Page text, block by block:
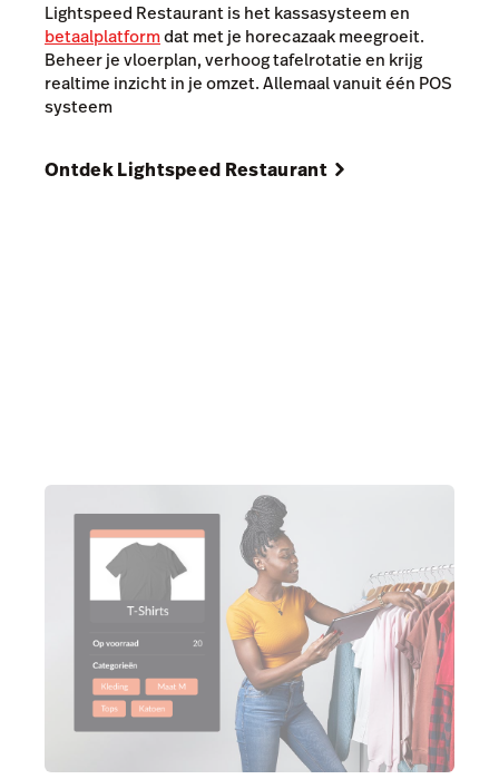
Lightspeed Restaurant is het kassasysteem en
betaalplatformdat met je horecazaak meegroeit.
Beheer je vloerplan, verhoog tafelrotatie en krijg
realtime inzicht in je omzet. Allemaal vanuit één POS
systeem
Ontdek Lightspeed Restaurant